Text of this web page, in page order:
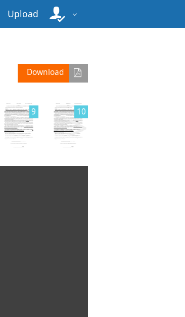
Upload
Download
9 10
>